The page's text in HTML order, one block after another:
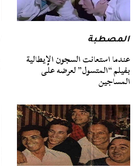
المصطبة
عندما استعانت السجون الإيطالية
بفيلم “المتسول” لعرضه على
المساجين